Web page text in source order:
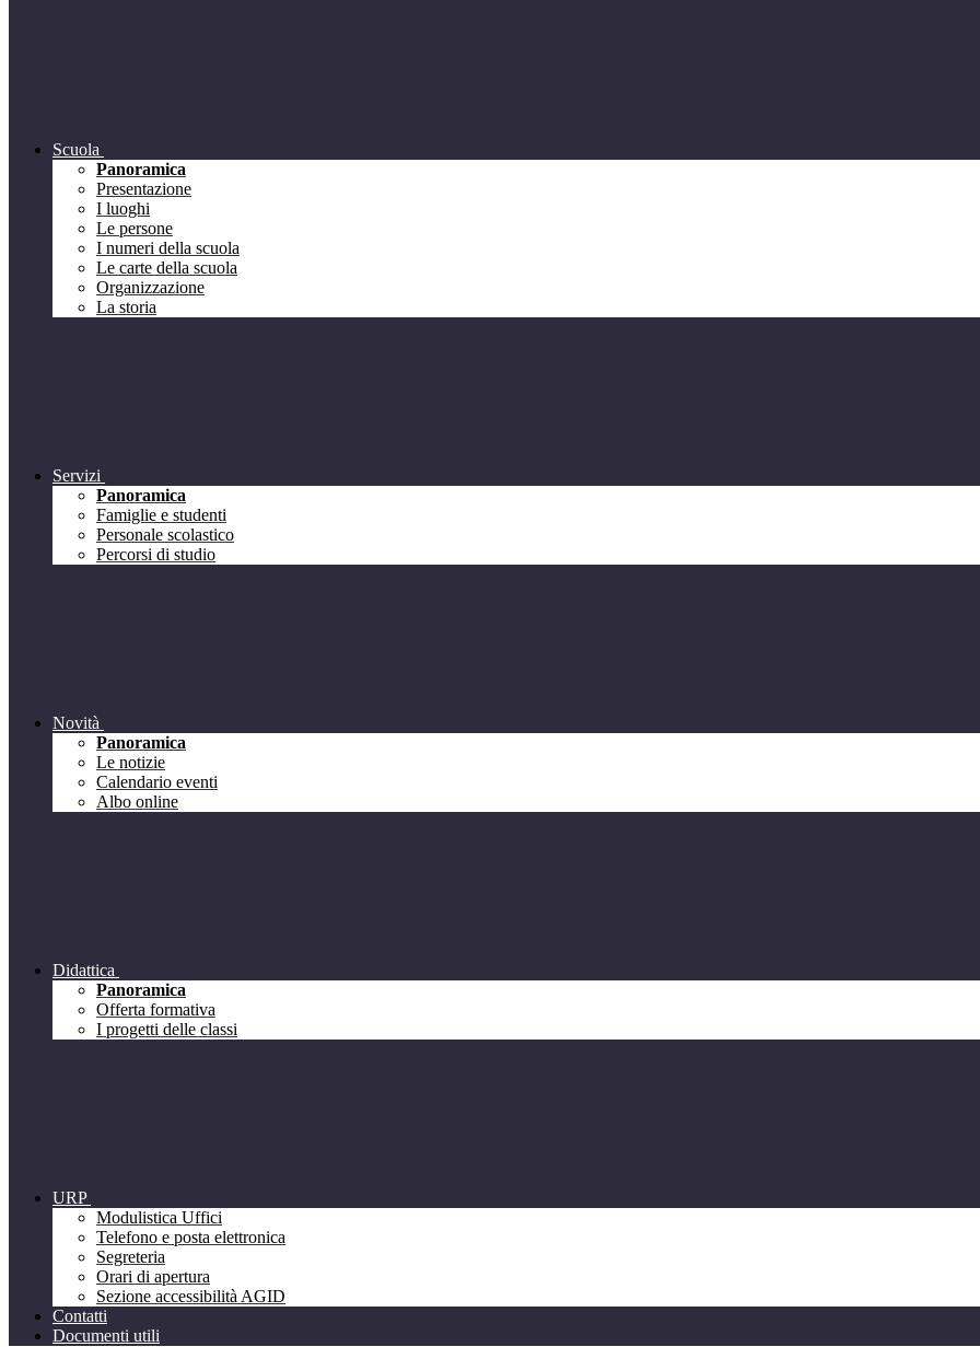
Scuola
Panoramica
Presentazione
I luoghi
Le persone
I numeri della scuola
Le carte della scuola
Organizzazione
La storia
Servizi
Panoramica
Famiglie e studenti
Personale scolastico
Percorsi di studio
Novità
Panoramica
Le notizie
Calendario eventi
Albo online
Didattica
Panoramica
Offerta formativa
I progetti delle classi
URP
Modulistica Uffici
Telefono e posta elettronica
Segreteria
Orari di apertura
Sezione accessibilità AGID
Contatti
Documenti utili